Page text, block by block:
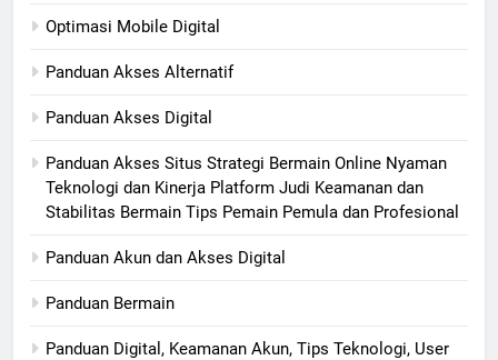
Optimasi Mobile Digital
Panduan Akses Alternatif
Panduan Akses Digital
Panduan Akses Situs Strategi Bermain Online Nyaman
Teknologi dan Kinerja Platform Judi Keamanan dan
Stabilitas Bermain Tips Pemain Pemula dan Profesional
Panduan Akun dan Akses Digital
Panduan Bermain
Panduan Digital, Keamanan Akun, Tips Teknologi, User